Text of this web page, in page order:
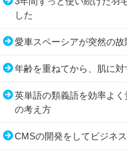
した
愛車スペーシアが突然の
年齢を重ねてから、肌に
英単語の類義語を効率よ
の考え方
CMSの開発をしてビジネ